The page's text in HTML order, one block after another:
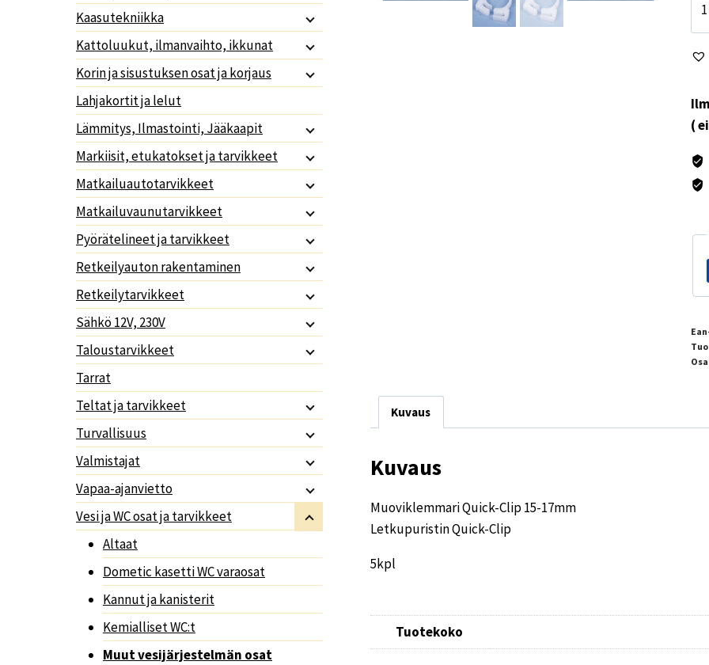
15-
(
Kuvaus
Kuvaus
Muoviklemmari Quick-Clip 15-17mm
Letkupuristin Quick-Clip
5kpl
Tuotekoko
Kaasutekniikka
Kattoluukut, ilmanvaihto, ikkunat
Korin ja sisustuksen osat ja korjaus
Lahjakortit ja lelut
Lämmitys, Ilmastointi, Jääkaapit
Markiisit, etukatokset ja tarvikkeet
Matkailuautotarvikkeet
Matkailuvaunutarvikkeet
Pyörätelineet ja tarvikkeet
Retkeilyauton rakentaminen
Retkeilytarvikkeet
Sähkö 12V, 230V
Taloustarvikkeet
Tarrat
Teltat ja tarvikkeet
Turvallisuus
Valmistajat
Vapaa-ajanvietto
Vesi ja WC osat ja tarvikkeet
Altaat
Dometic kasetti WC varaosat
Kannut ja kanisterit
Kemialliset WC:t
Muut vesijärjestelmän osat